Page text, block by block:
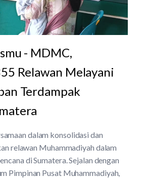
- MDMC,
Relawan Melayani
Terdampak
dalam konsolidasi dan
relawan Muhammadiyah dalam
di Sumatera. Sejalan dengan
Pimpinan Pusat Muhammadiyah,